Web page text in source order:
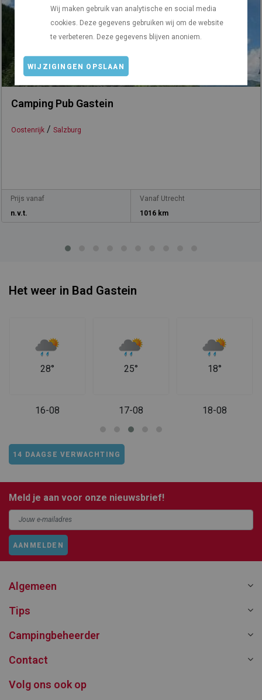
Wij maken gebruik van analytische en social media
cookies. Deze gegevens gebruiken wij om de website
te verbeteren. Deze gegevens blijven anoniem.
WIJZIGINGEN OPSLAAN
Camping Pub Gastein
Oostenrijk / Salzburg
Prijs vanaf
n.v.t.
Vanaf Utrecht
1016 km
Het weer in Bad Gastein
28°
16-08
25°
17-08
18°
18-08
14 DAAGSE VERWACHTING
Meld je aan voor onze nieuwsbrief!
AANMELDEN
Algemeen
Tips
Campingbeheerder
Contact
Volg ons ook op